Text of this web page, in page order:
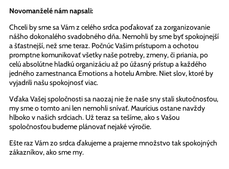
Novomanželé nám napsali:
Chceli by sme sa Vám z celého srdca poďakovať za zorganizovanie
nášho dokonalého svadobného dňa. Nemohli by sme byť spokojnejší
a šťastnejší, než sme teraz. Počnúc Vašim prístupom a ochotou
promptne komunikovať všetky naše potreby, zmeny, či priania, po
celú absolútne hladkú organizáciu až po úžasný prístup a každého
jedného zamestnanca Emotions a hotelu Ambre. Niet slov, ktoré by
vyjadrili našu spokojnosť viac.
Vďaka Vašej spoločnosti sa naozaj nie že naše sny stali skutočnosťou,
my sme o tomto ani len nemohli snívať. Maurícius ostane navždy
hlboko v našich srdciach. Už teraz sa tešíme, ako s Vašou
spoločnosťou budeme plánovať nejaké výročie.
Ešte raz Vám zo srdca ďakujeme a prajeme množstvo tak spokojných
zákazníkov, ako sme my.